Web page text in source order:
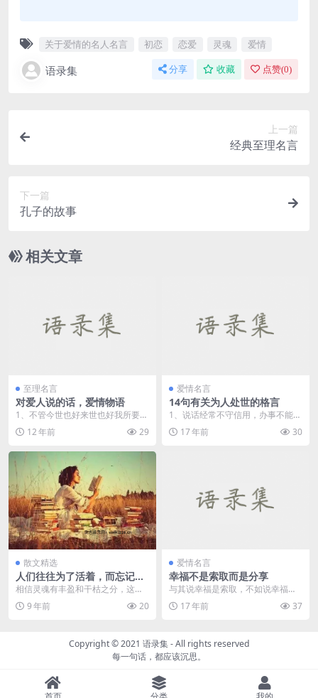
关于爱情的名人名言 初恋 恋爱 灵魂 爱情
语录集 分享 收藏 点赞(0)
上一篇
经典至理名言
下一篇
孔子的故事
相关文章
至理名言
对爱人说的话，爱情物语
1、不管今世也好来世也好我所要的
只有你。 2、你看，这么多人，这
么...12 年前 29
爱情名言
14句有关为人处世的格言
1、说话经常不守信用，办事不能始
终如一，为了追求私利，可以无所
不为，这种人可谓是...
17 年前 30
散文精选
人们往往为了活着，而忘记了
灵魂的重量 – 刘瑜
相信灵魂有丰盈和干枯之分，这事
对我来说特别重要，因为它间接肯
定了自由意志。 &n...
9 年前 20
爱情名言
幸福不是索取而是分享
与其说幸福是索取，不如说幸福是
分享！我们索取才能生存，但是只
有我们给予才能真正地...
17 年前 37
Copyright © 2021 语录集- All rights reserved
每一句话，都应该沉思。